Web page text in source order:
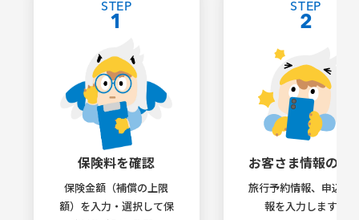
STEP
1
保険料を確認
保険金額（補償の上限
額）を入力・選択して保
STEP
2
お客さま情報の入
旅行予約情報、申込者
報を入力します。